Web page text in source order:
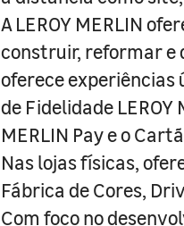
A LEROY MERLIN
construir, reformar e
oferece experiências
de Fidelidade LEROY
MERLIN Pay e o
Nas lojas físicas,
Fábrica de Cores,
Com foco no